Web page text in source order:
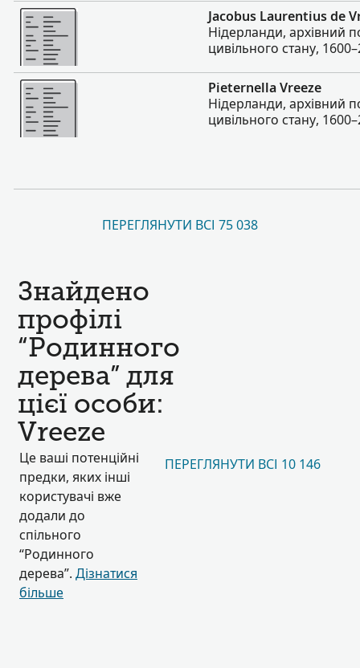
Більше
Jacobus Laurentius de
Нідерланди, архівний
цивільного стану,
Більше
Pieternella Vreeze
Нідерланди, архівний
цивільного стану,
ПЕРЕГЛЯНУТИ ВСІ 75 038
Знайдено
профілі
“Родинного
дерева” для
цієї особи:
Vreeze
Це ваші потенційні
предки, яких інші
користувачі вже
додали до
спільного
“Родинного
дерева”. Дізнатися
більше
ПЕРЕГЛЯНУТИ ВСІ 10 146